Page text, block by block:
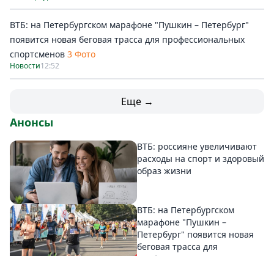
ВТБ: на Петербургском марафоне "Пушкин – Петербург"
появится новая беговая трасса для профессиональных
спортсменов 3 Фото
Новости12:52
Еще →
Анонсы
ВТБ: россияне увеличивают
расходы на спорт и здоровый
образ жизни
ВТБ: на Петербургском
марафоне "Пушкин –
Петербург" появится новая
беговая трасса для